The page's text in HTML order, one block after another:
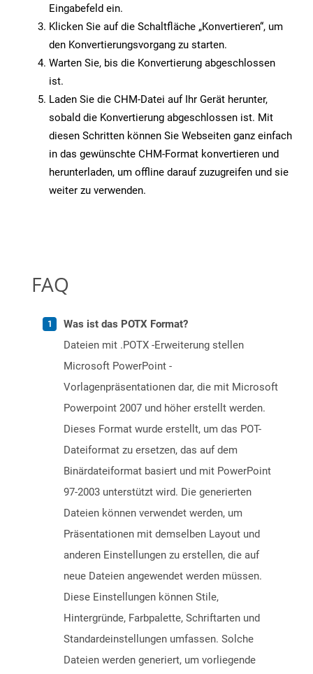
Eingabefeld ein.
Klicken Sie auf die Schaltfläche „Konvertieren“, um
den Konvertierungsvorgang zu starten.
Warten Sie, bis die Konvertierung abgeschlossen
ist.
Laden Sie die CHM-Datei auf Ihr Gerät herunter,
sobald die Konvertierung abgeschlossen ist. Mit
diesen Schritten können Sie Webseiten ganz einfach
in das gewünschte CHM-Format konvertieren und
herunterladen, um offline darauf zuzugreifen und sie
weiter zu verwenden.
FAQ
Was ist das POTX Format?
Dateien mit .POTX -Erweiterung stellen
Microsoft PowerPoint -
Vorlagenpräsentationen dar, die mit Microsoft
Powerpoint 2007 und höher erstellt werden.
Dieses Format wurde erstellt, um das POT-
Dateiformat zu ersetzen, das auf dem
Binärdateiformat basiert und mit PowerPoint
97-2003 unterstützt wird. Die generierten
Dateien können verwendet werden, um
Präsentationen mit demselben Layout und
anderen Einstellungen zu erstellen, die auf
neue Dateien angewendet werden müssen.
Diese Einstellungen können Stile,
Hintergründe, Farbpalette, Schriftarten und
Standardeinstellungen umfassen. Solche
Dateien werden generiert, um vorliegende